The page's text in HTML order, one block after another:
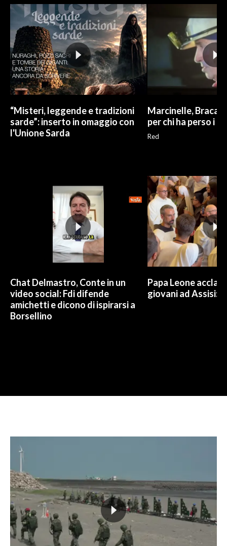
“Misteri, leggende e tradizioni
sarde”: inserto in omaggio con
l'Unione Sarda
Marcinelle, Braca:
per chi ha perso i
Red
Chat Delmastro, Conte in un
video social: Fdi difende
amichetti e dicono di ispirarsi a
Borsellino
Papa Leone
giovani ad Assisi: